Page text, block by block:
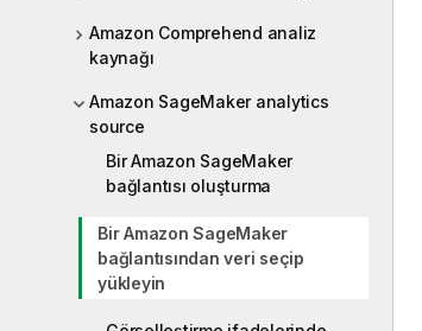
Amazon Comprehend analiz
kaynağı
Amazon SageMaker analytics
source
Bir Amazon SageMaker
bağlantısı oluşturma
Bir Amazon SageMaker
bağlantısından veri seçip
yükleyin